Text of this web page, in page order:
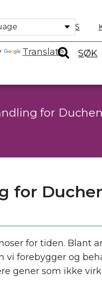
Translate
OM OSS
SØK
for
for
for tiden. Blant
vi forebygger og
gener som ikke